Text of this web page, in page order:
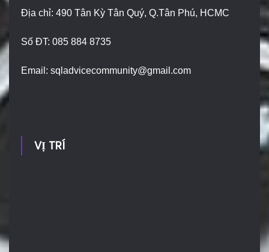
Địa chỉ: 490 Tân Kỳ Tân Quý, Q.Tân Phú, HCMC
Số ĐT: 085 884 8735
Email:sqladvicecommunity@gmail.com
VỊ TRÍ